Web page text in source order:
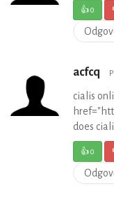
👍0
acfcq
cialis
does
👍0